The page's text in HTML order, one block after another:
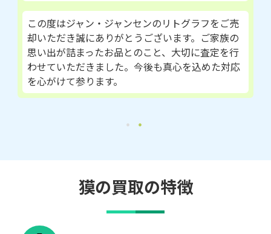
この度はジャン・ジャンセンのリトグラフをご売
却いただき誠にありがとうございます。ご家族の
思い出が詰まったお品とのこと、大切に査定を行
わせていただきました。今後も真心を込めた対応
を心がけて参ります。
獏の買取の特徴